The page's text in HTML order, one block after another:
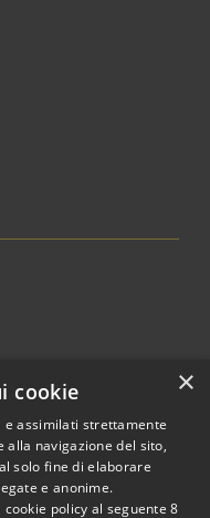
×
cookie
e assimilati strettamente
alla navigazione del sito,
solo fine di elaborare
e anonime.
policy al seguente8